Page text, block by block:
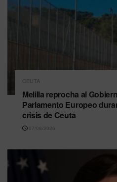
CEUTA
Melilla reprocha al
Parlamento Europeo
crisis de Ceuta
07/08/2026